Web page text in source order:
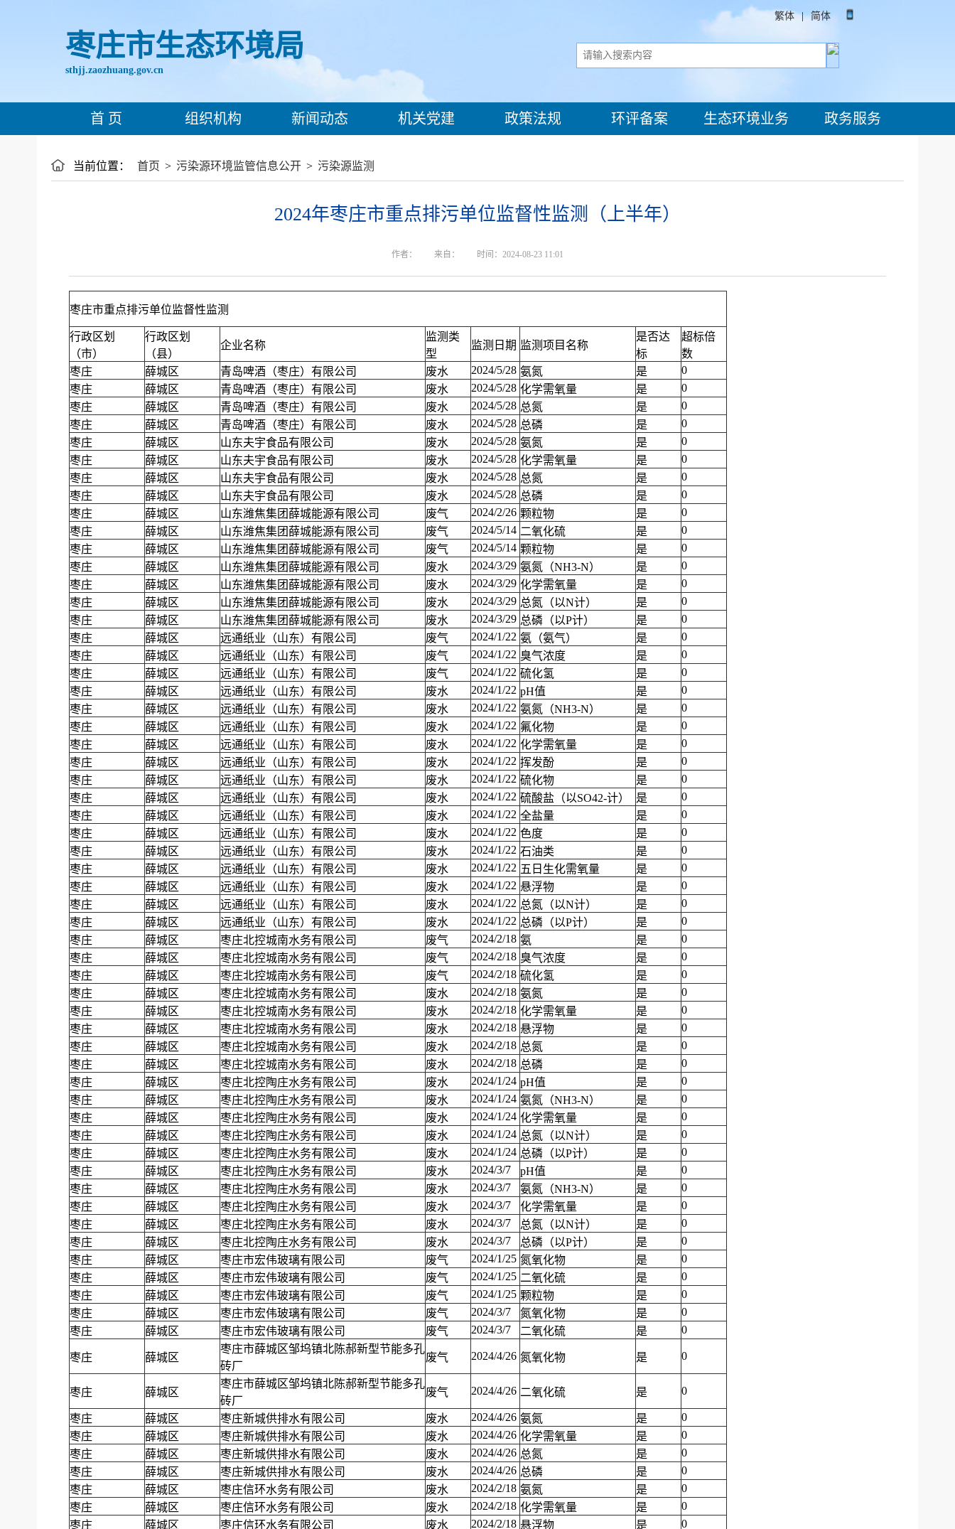
枣庄市生态环境局
sthjj.zaozhuang.gov.cn
繁体 | 简体
首 页 组织机构 新闻动态 机关党建 政策法规 环评备案 生态环境业务 政务服务
当前位置： 首页 > 污染源环境监管信息公开 > 污染源监测
2024年枣庄市重点排污单位监督性监测（上半年）
作者： 来自： 时间：2024-08-23 11:01
枣庄市重点排污单位监督性监测
行政区划
（市）
行政区划
（县）
企业名称
监测类
型
监测日期 监测项目名称
是否达
标
超标倍
数
枣庄
薛城区 青岛啤酒（枣庄）有限公司 废水 2024/5/28 氨氮 是
0
枣庄
薛城区 青岛啤酒（枣庄）有限公司 废水 2024/5/28 化学需氧量 是
0
枣庄
薛城区 青岛啤酒（枣庄）有限公司 废水 2024/5/28 总氮 是
0
枣庄
薛城区 青岛啤酒（枣庄）有限公司 废水 2024/5/28 总磷 是
0
枣庄
薛城区 山东夫宇食品有限公司 废水 2024/5/28 氨氮 是
0
枣庄
薛城区 山东夫宇食品有限公司 废水 2024/5/28 化学需氧量 是
0
枣庄
薛城区 山东夫宇食品有限公司 废水 2024/5/28 总氮 是
0
枣庄
薛城区 山东夫宇食品有限公司 废水 2024/5/28 总磷 是
0
枣庄
薛城区 山东潍焦集团薛城能源有限公司 废气 2024/2/26 颗粒物 是
0
枣庄
薛城区 山东潍焦集团薛城能源有限公司 废气 2024/5/14 二氧化硫 是
0
枣庄
薛城区 山东潍焦集团薛城能源有限公司 废气 2024/5/14 颗粒物 是
0
枣庄
薛城区 山东潍焦集团薛城能源有限公司 废水 2024/3/29 氨氮（NH3-N） 是
0
枣庄
薛城区 山东潍焦集团薛城能源有限公司 废水 2024/3/29 化学需氧量 是
0
枣庄
薛城区 山东潍焦集团薛城能源有限公司 废水 2024/3/29 总氮（以N计） 是
0
枣庄
薛城区 山东潍焦集团薛城能源有限公司 废水 2024/3/29 总磷（以P计） 是
0
枣庄
薛城区 远通纸业（山东）有限公司 废气 2024/1/22 氨（氨气） 是
0
枣庄
薛城区 远通纸业（山东）有限公司 废气 2024/1/22 臭气浓度 是
0
枣庄
薛城区 远通纸业（山东）有限公司 废气 2024/1/22 硫化氢 是
0
枣庄
薛城区 远通纸业（山东）有限公司 废水 2024/1/22 pH值 是
0
枣庄
薛城区 远通纸业（山东）有限公司 废水 2024/1/22 氨氮（NH3-N） 是
0
枣庄
薛城区 远通纸业（山东）有限公司 废水 2024/1/22 氟化物 是
0
枣庄
薛城区 远通纸业（山东）有限公司 废水 2024/1/22 化学需氧量 是
0
枣庄
薛城区 远通纸业（山东）有限公司 废水 2024/1/22 挥发酚 是
0
枣庄
薛城区 远通纸业（山东）有限公司 废水 2024/1/22 硫化物 是
0
枣庄
薛城区 远通纸业（山东）有限公司 废水 2024/1/22 硫酸盐（以SO42-计） 是
0
枣庄
薛城区 远通纸业（山东）有限公司 废水 2024/1/22 全盐量 是
0
枣庄
薛城区 远通纸业（山东）有限公司 废水 2024/1/22 色度 是
0
枣庄
薛城区 远通纸业（山东）有限公司 废水 2024/1/22 石油类 是
0
枣庄
薛城区 远通纸业（山东）有限公司 废水 2024/1/22 五日生化需氧量 是
0
枣庄
薛城区 远通纸业（山东）有限公司 废水 2024/1/22 悬浮物 是
0
枣庄
薛城区 远通纸业（山东）有限公司 废水 2024/1/22 总氮（以N计） 是
0
枣庄
薛城区 远通纸业（山东）有限公司 废水 2024/1/22 总磷（以P计） 是
0
枣庄
薛城区 枣庄北控城南水务有限公司 废气 2024/2/18 氨 是
0
枣庄
薛城区 枣庄北控城南水务有限公司 废气 2024/2/18 臭气浓度 是
0
枣庄
薛城区 枣庄北控城南水务有限公司 废气 2024/2/18 硫化氢 是
0
枣庄
薛城区 枣庄北控城南水务有限公司 废水 2024/2/18 氨氮 是
0
枣庄
薛城区 枣庄北控城南水务有限公司 废水 2024/2/18 化学需氧量 是
0
枣庄
薛城区 枣庄北控城南水务有限公司 废水 2024/2/18 悬浮物 是
0
枣庄
薛城区 枣庄北控城南水务有限公司 废水 2024/2/18 总氮 是
0
枣庄
薛城区 枣庄北控城南水务有限公司 废水 2024/2/18 总磷 是
0
枣庄
薛城区 枣庄北控陶庄水务有限公司 废水 2024/1/24 pH值 是
0
枣庄
薛城区 枣庄北控陶庄水务有限公司 废水 2024/1/24 氨氮（NH3-N） 是
0
枣庄
薛城区 枣庄北控陶庄水务有限公司 废水 2024/1/24 化学需氧量 是
0
枣庄
薛城区 枣庄北控陶庄水务有限公司 废水 2024/1/24 总氮（以N计） 是
0
枣庄
薛城区 枣庄北控陶庄水务有限公司 废水 2024/1/24 总磷（以P计） 是
0
枣庄
薛城区 枣庄北控陶庄水务有限公司 废水 2024/3/7 pH值 是
0
枣庄
薛城区 枣庄北控陶庄水务有限公司 废水 2024/3/7 氨氮（NH3-N） 是
0
枣庄
薛城区 枣庄北控陶庄水务有限公司 废水 2024/3/7 化学需氧量 是
0
枣庄
薛城区 枣庄北控陶庄水务有限公司 废水 2024/3/7 总氮（以N计） 是
0
枣庄
薛城区 枣庄北控陶庄水务有限公司 废水 2024/3/7 总磷（以P计） 是
0
枣庄
薛城区 枣庄市宏伟玻璃有限公司 废气 2024/1/25 氮氧化物 是
0
枣庄
薛城区 枣庄市宏伟玻璃有限公司 废气 2024/1/25 二氧化硫 是
0
枣庄
薛城区 枣庄市宏伟玻璃有限公司 废气 2024/1/25 颗粒物 是
0
枣庄
薛城区 枣庄市宏伟玻璃有限公司 废气 2024/3/7 氮氧化物 是
0
枣庄
薛城区 枣庄市宏伟玻璃有限公司 废气 2024/3/7 二氧化硫 是 0
枣庄 薛城区
枣庄市薛城区邹坞镇北陈郝新型节能多孔
砖厂
废气 2024/4/26 氮氧化物 是 0
枣庄 薛城区
枣庄市薛城区邹坞镇北陈郝新型节能多孔
砖厂
废气 2024/4/26 二氧化硫 是 0
枣庄 薛城区 枣庄新城供排水有限公司 废水 2024/4/26 氨氮 是
0
枣庄
薛城区 枣庄新城供排水有限公司 废水 2024/4/26 化学需氧量 是
0
枣庄
薛城区 枣庄新城供排水有限公司 废水 2024/4/26 总氮 是
0
枣庄
薛城区 枣庄新城供排水有限公司 废水 2024/4/26 总磷 是
0
枣庄
薛城区 枣庄信环水务有限公司 废水 2024/2/18 氨氮 是
0
枣庄
薛城区 枣庄信环水务有限公司 废水 2024/2/18 化学需氧量 是
0
枣庄
薛城区 枣庄信环水务有限公司 废水 2024/2/18 悬浮物 是
0